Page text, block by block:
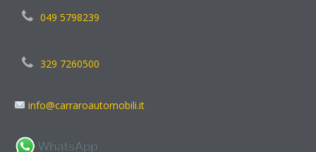
049 5798239
329 7260500
info@carraroautomobili.it